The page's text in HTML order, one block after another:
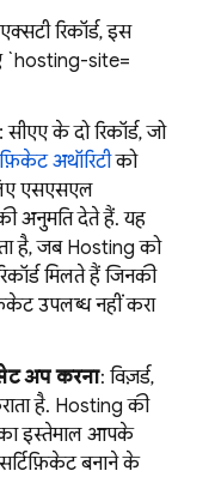
रिकॉर्ड, इस
`hosting-site=
के दो रिकॉर्ड, जो
अथॉरिटीको
एसएसएल
अनुमति देते हैं. यह
है, जब Hosting को
मिलते हैं जिनकी
उपलब्ध नहीं करा
अप करना: विज़र्ड,
है. Hosting की
इस्तेमाल आपके
बनाने के